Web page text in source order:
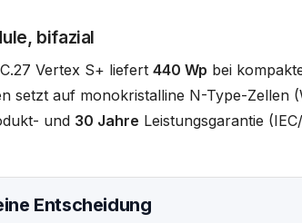
bifazial
Vertex S+ liefert 440 Wp bei
setzt auf monokristalline N-Type-Zellen
und 30 Jahre Leistungsgarantie
Entscheidung